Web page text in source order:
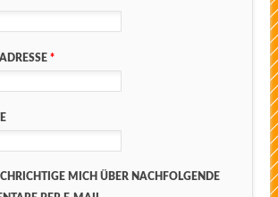
*
MICH ÜBER NACHFOLGENDE